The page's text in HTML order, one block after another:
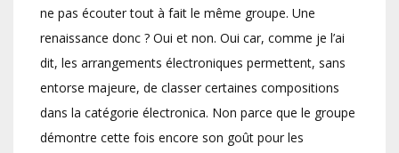
ne pas écouter tout à fait le même groupe. Une
renaissance donc ? Oui et non. Oui car, comme je l’ai
dit, les arrangements électroniques permettent, sans
entorse majeure, de classer certaines compositions
dans la catégorie électronica. Non parce que le groupe
démontre cette fois encore son goût pour les